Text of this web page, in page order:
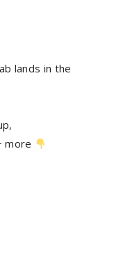
lands in the
more